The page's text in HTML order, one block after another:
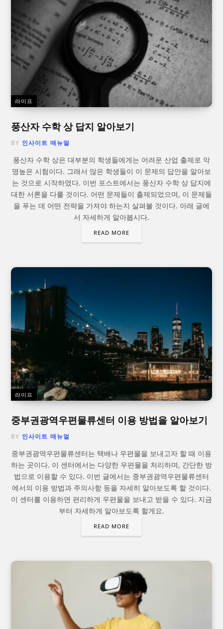
라이프
풍산자 수학 상 답지 알아보기
BY 인사이트 매뉴얼
풍산자 수학 상은 대부분의 학생들에게는 어려운 산업 출제로 악
명높은 시험이다. 그래서 많은 학생들이 이 문제의 답안을 알아보
는 것으로 시작하였다. 이번 포스트에서는 풍산자 수학 상 답지에
대한 서론을 다룰 것이다. 어떤 문제들이 출제되었으며, 이 문제들
을 푸는 데 어떤 전략을 가져야 하는지 살펴볼 것이다. 아래 글에
서 자세하게 알아봅시다.
READ MORE
라이프
중부권광역우편물류센터 이용 방법을 알아보기
BY 인사이트 매뉴얼
중부권광역우편물류센터는 택배나 우편물을 보내고자 할 때 이용
하는 곳이다. 이 센터에서는 다양한 우편물을 처리하며, 간단한 방
법으로 이용할 수 있다. 이번 글에서는 중부권광역우편물류센터
에서의 이용 방법과 주의사항 등을 자세히 알아보도록 할 것이다.
이 센터를 이용하면 편리하게 우편물을 보내고 받을 수 있다. 지금
부터 자세하게 알아보도록 할게요.
READ MORE